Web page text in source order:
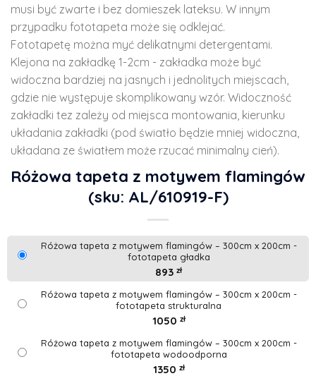
musi być zwarte i bez domieszek lateksu. W innym
przypadku fototapeta może się odklejać.
Fototapetę można myć delikatnymi detergentami.
Klejona na zakładkę 1-2cm - zakładka może być
widoczna bardziej na jasnych i jednolitych miejscach,
gdzie nie występuje skomplikowany wzór. Widoczność
zakładki tez zależy od miejsca montowania, kierunku
układania zakładki (pod światło będzie mniej widoczna,
układana ze światłem może rzucać minimalny cień).
Różowa tapeta z motywem flamingów
(sku: AL/610919-F)
Różowa tapeta z motywem flamingów – 300cm x 200cm -
fototapeta gładka
893 zł
Różowa tapeta z motywem flamingów – 300cm x 200cm -
fototapeta strukturalna
1050 zł
Różowa tapeta z motywem flamingów – 300cm x 200cm -
fototapeta wodoodporna
1350 zł